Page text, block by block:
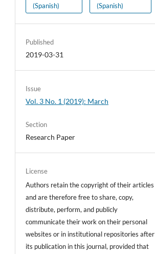
(Spanish)
(Spanish)
Published
2019-03-31
Issue
Vol. 3 No. 1 (2019): March
Section
Research Paper
License
Authors retain the copyright of their articles
and are therefore free to share, copy,
distribute, perform, and publicly
communicate their work on their personal
websites or in institutional repositories after
its publication in this journal, provided that